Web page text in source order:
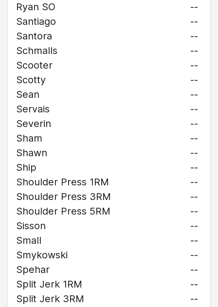
Ryan SO
--
Santiago
--
Santora
--
Schmalls
--
Scooter
--
Scotty
--
Sean
--
Servais
--
Severin
--
Sham
--
Shawn
--
Ship
--
Shoulder Press 1RM
--
Shoulder Press 3RM
--
Shoulder Press 5RM
--
Sisson
--
Small
--
Smykowski
--
Spehar
--
Split Jerk 1RM
--
Split Jerk 3RM
--